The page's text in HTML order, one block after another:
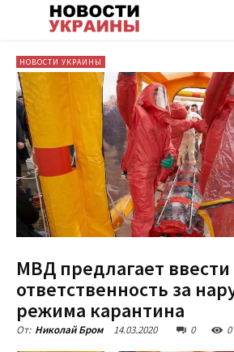
НОВОСТИ УКРАИНЫ
МВД предлагает
ответственность за
режима карантина
От: Николай Бром 14.03.2020 0 0